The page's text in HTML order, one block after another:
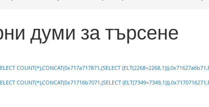
думи за търсене
COUNT(*),CONCAT(0x717a717871,(SELECT
COUNT(*),CONCAT(0x71716b7071,(SELECT